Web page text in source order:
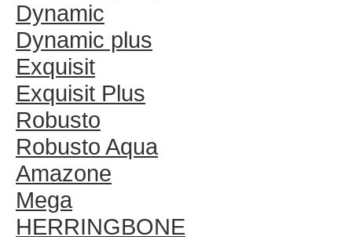
Dynamic
Dynamic plus
Exquisit
Exquisit Plus
Robusto
Robusto Aqua
Amazone
Mega
HERRINGBONE